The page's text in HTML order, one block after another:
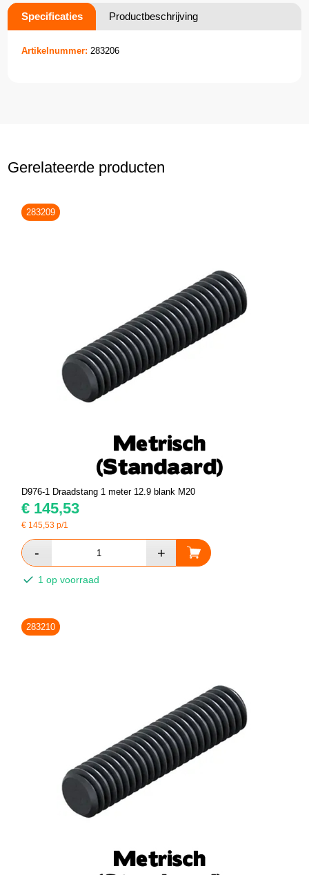
Specificaties Productbeschrijving
Artikelnummer: 283206
Gerelateerde producten
283209
D976-1 Draadstang 1 meter 12.9 blank M20
€ 145,53
€ 145,53 p/1
1 op voorraad
283210